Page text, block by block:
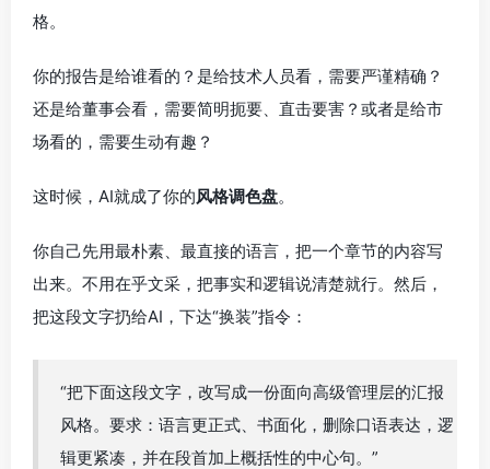
格。
你的报告是给谁看的？是给技术人员看，需要严谨精确？
还是给董事会看，需要简明扼要、直击要害？或者是给市
场看的，需要生动有趣？
这时候，AI就成了你的风格调色盘。
你自己先用最朴素、最直接的语言，把一个章节的内容写
出来。不用在乎文采，把事实和逻辑说清楚就行。然后，
把这段文字扔给AI，下达“换装”指令：
“把下面这段文字，改写成一份面向高级管理层的汇报
风格。要求：语言更正式、书面化，删除口语表达，逻
辑更紧凑，并在段首加上概括性的中心句。”